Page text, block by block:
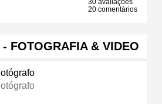
20 comentários
- FOTOGRAFIA & VIDEO